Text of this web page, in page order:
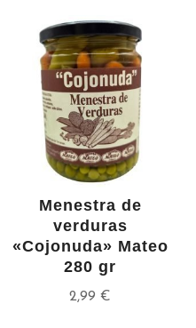
Menestra de
verduras
«Cojonuda» Mateo
280 gr
2,99€